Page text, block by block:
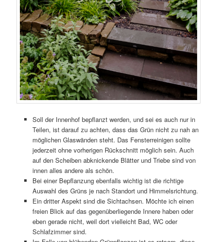
Soll der Innenhof bepflanzt werden, und sei es auch nur in
Teilen, ist darauf zu achten, dass das Grün nicht zu nah an
möglichen Glaswänden steht. Das Fensterreinigen sollte
jederzeit ohne vorherigen Rückschnitt möglich sein. Auch
auf den Scheiben abknickende Blätter und Triebe sind von
innen alles andere als schön.
Bei einer Bepflanzung ebenfalls wichtig ist die richtige
Auswahl des Grüns je nach Standort und Himmelsrichtung.
Ein dritter Aspekt sind die Sichtachsen. Möchte ich einen
freien Blick auf das gegenüberliegende Innere haben oder
eben gerade nicht, weil dort vielleicht Bad, WC oder
Schlafzimmer sind.